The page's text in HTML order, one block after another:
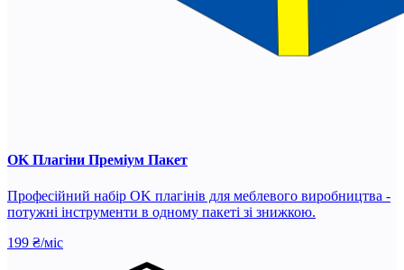
OK Плагіни Преміум Пакет
Професійний набір OK плагінів для меблевого виробництва -
потужні інструменти в одному пакеті зі знижкою.
199 ₴/міс